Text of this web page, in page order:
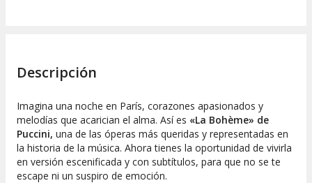
Descripción
Imagina una noche en París, corazones apasionados y
melodías que acarician el alma. Así es «La Bohème» de
Puccini, una de las óperas más queridas y representadas en
la historia de la música. Ahora tienes la oportunidad de vivirla
en versión escenificada y con subtítulos, para que no se te
escape ni un suspiro de emoción.